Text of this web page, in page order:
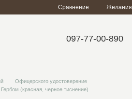
Сравнение Желания
097-77-00-890
Офицерского удостоверение
(красная, черное тиснение)